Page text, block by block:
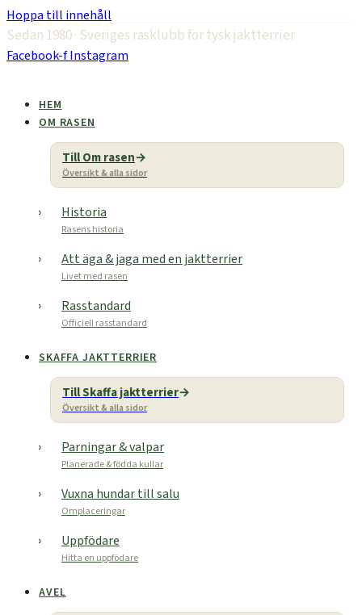
Hoppa till innehåll
Sedan 1980 · Sveriges rasklubb för tysk jaktterrier
Facebook-fInstagram
HEM
OM RASEN
Till Om rasen
Översikt & alla sidor
Historia
Rasens historia
Att äga & jaga med en jaktterrier
Livet med rasen
Rasstandard
Officiell rasstandard
SKAFFA JAKTTERRIER
Till Skaffa jaktterrier
Översikt & alla sidor
Parningar & valpar
Planerade & födda kullar
Vuxna hundar till salu
Omplaceringar
Uppfödare
Hitta en uppfödare
AVEL